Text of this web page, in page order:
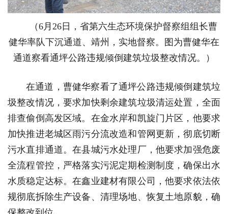
（6月26日，省第六生态环境保护督察组组长曹
健华率队下沉通道、靖州，实地督察。图为曹健华在
通道察看通坪公路违规倾倒建筑垃圾整改情况。）
在通道，曹健华察看了通坪公路违规倾倒建筑垃
圾整改情况，要求加快剩余建筑垃圾清运处置，全面
排查偷倒高发区域。在金水岸和凯旋门片区，他要求
加快推进老城区雨污分流改造和管网更新，彻底切断
污水直排通道。在县城污水处理厂，他要求加强危废
全流程管控，严格落实污泥定期检测制度，确保出水
水质稳定达标。在鑫业建材有限公司，他要求依法依
规彻底拆除生产设备、清理场地、恢复土地原貌，确